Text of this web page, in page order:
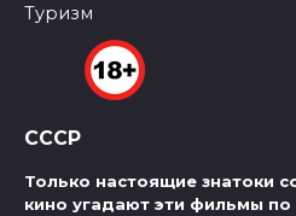
Туризм
СССР
Только настоящие знатоки
кино угадают эти фильмы по